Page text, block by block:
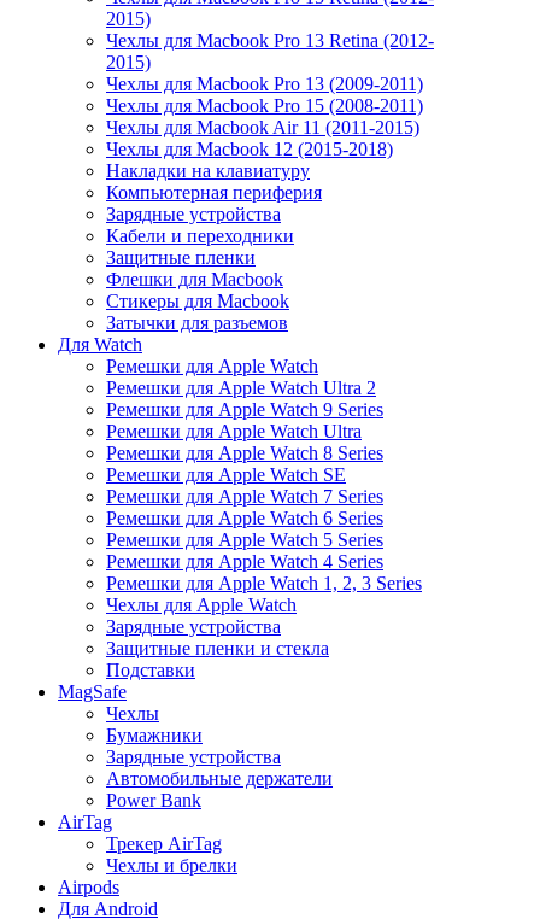
2015)
Чехлы для Macbook Pro 13 Retina (2012-
2015)
Чехлы для Macbook Pro 13 (2009-2011)
Чехлы для Macbook Pro 15 (2008-2011)
Чехлы для Macbook Air 11 (2011-2015)
Чехлы для Macbook 12 (2015-2018)
Накладки на клавиатуру
Компьютерная периферия
Зарядные устройства
Кабели и переходники
Защитные пленки
Флешки для Macbook
Стикеры для Macbook
Затычки для разъемов
Для Watch
Ремешки для Apple Watch
Ремешки для Apple Watch Ultra 2
Ремешки для Apple Watch 9 Series
Ремешки для Apple Watch Ultra
Ремешки для Apple Watch 8 Series
Ремешки для Apple Watch SE
Ремешки для Apple Watch 7 Series
Ремешки для Apple Watch 6 Series
Ремешки для Apple Watch 5 Series
Ремешки для Apple Watch 4 Series
Ремешки для Apple Watch 1, 2, 3 Series
Чехлы для Apple Watch
Зарядные устройства
Защитные пленки и стекла
Подставки
MagSafe
Чехлы
Бумажники
Зарядные устройства
Автомобильные держатели
Power Bank
AirTag
Трекер AirTag
Чехлы и брелки
Airpods
Для Android